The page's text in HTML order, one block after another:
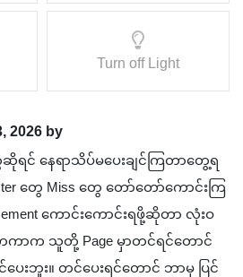
Turn off Light
2026 by
ဆိုရင် နေရာသိပ်မပေးချင်ကြတာတွေ့ရ
တွေ Miss တွေ တော်တော်ကောင်းကြ
ကောင်းကောင်းရဖို့ဆိုတာ လုံးဝ
ကာက သူတို့ Page မှာတင်ရင်တောင်
ေးဘူး။ တင်ပေးရင်တောင် ဘာမှ ပြင်